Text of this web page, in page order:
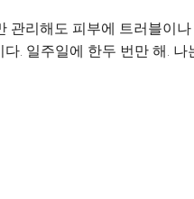
리해도 피부에 트러블이
. 일주일에 한두 번만 해.